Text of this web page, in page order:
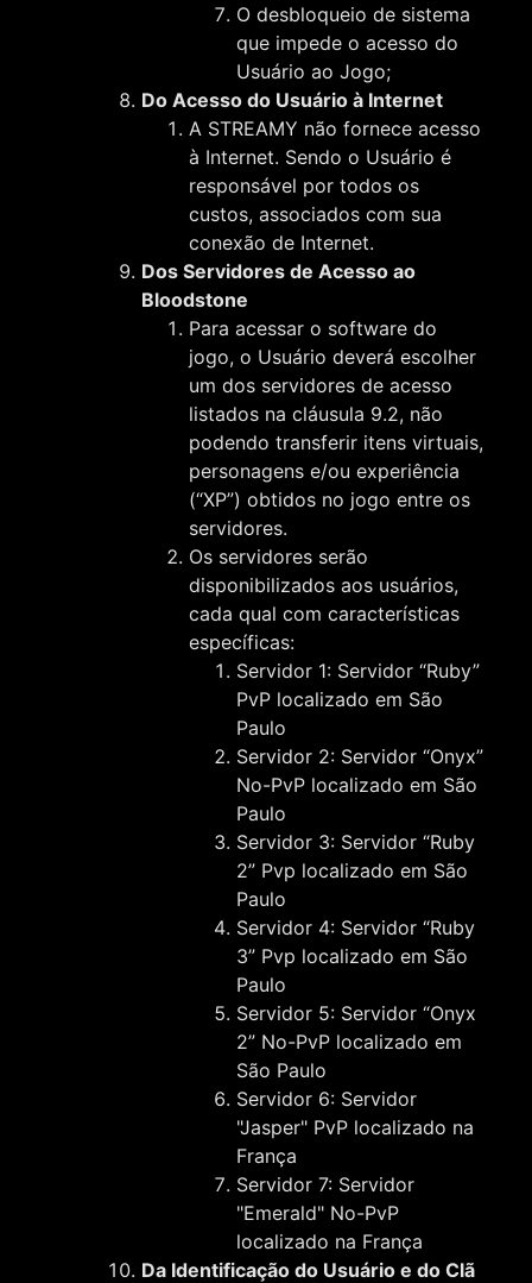
O desbloqueio de sistema
que impede o acesso do
Usuário ao Jogo;
Do Acesso do Usuário à Internet
A STREAMY não fornece acesso
à Internet. Sendo o Usuário é
responsável por todos os
custos, associados com sua
conexão de Internet.
Dos Servidores de Acesso ao
Bloodstone
Para acessar o software do
jogo, o Usuário deverá escolher
um dos servidores de acesso
listados na cláusula 9.2, não
podendo transferir itens virtuais,
personagens e/ou experiência
(“XP”) obtidos no jogo entre os
servidores.
Os servidores serão
disponibilizados aos usuários,
cada qual com características
específicas:
Servidor 1: Servidor “Ruby”
PvP localizado em São
Paulo
Servidor 2: Servidor “Onyx”
No-PvP localizado em São
Paulo
Servidor 3: Servidor “Ruby
2” Pvp localizado em São
Paulo
Servidor 4: Servidor “Ruby
3” Pvp localizado em São
Paulo
Servidor 5: Servidor “Onyx
2” No-PvP localizado em
São Paulo
Servidor 6: Servidor
"Jasper" PvP localizado na
França
Servidor 7: Servidor
"Emerald" No-PvP
localizado na França
Da Identificação do Usuário e do Clã